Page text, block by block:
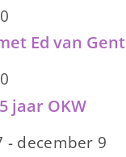
Ed van Gent
jaar OKW
- december 9